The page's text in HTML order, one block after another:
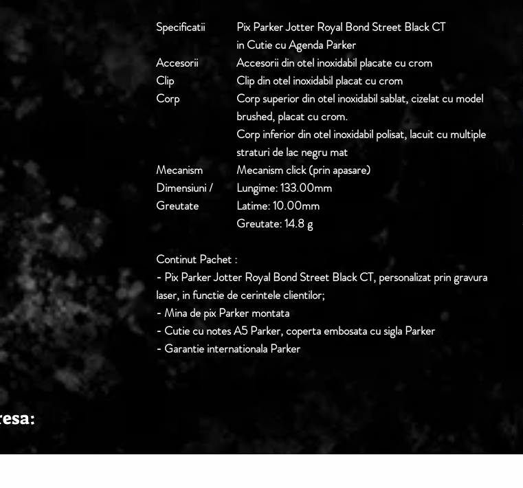
Specificatii
Pix Parker Jotter Royal Bond Street Black CT
in Cutie cu Agenda Parker
Accesorii
Accesorii din otel inoxidabil placate cu crom
Clip
Clip din otel inoxidabil placat cu crom
Corp
Corp superior din otel inoxidabil sablat, cizelat cu model
brushed, placat cu crom.
Corp inferior din otel inoxidabil polisat, lacuit cu multiple
straturi de lac negru mat
Mecanism
Mecanism click (prin apasare)
Dimensiuni /
Greutate
Lungime: 133.00mm
Latime: 10.00mm
Greutate: 14.8 g
Continut Pachet :
- Pix Parker Jotter Royal Bond Street Black CT, personalizat prin gravura
laser, in functie de cerintele clientilor;
- Mina de pix Parker montata
- Cutie cu notes A5 Parker, coperta embosata cu sigla Parker
- Garantie internationala Parker